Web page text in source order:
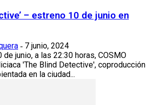
– estreno 10 de junio en
- 7 junio, 2024
de junio, a las 22:30 horas, COSMO
'The Blind Detective', coproducción
en la ciudad...